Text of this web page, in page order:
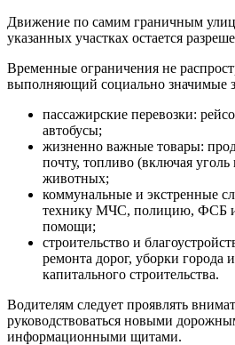
Движение по самим граничным
указанных участках остается
Временные ограничения не
выполняющий социально значимые
пассажирские перевозки:
автобусы;
жизненно важные товары:
почту, топливо (включая уголь
животных;
коммунальные и экстренные
технику МЧС, полицию, ФСБ
помощи;
строительство и
ремонта дорог, уборки города
капитального строительства.
Водителям следует проявлять
руководствоваться новыми
информационными щитами.